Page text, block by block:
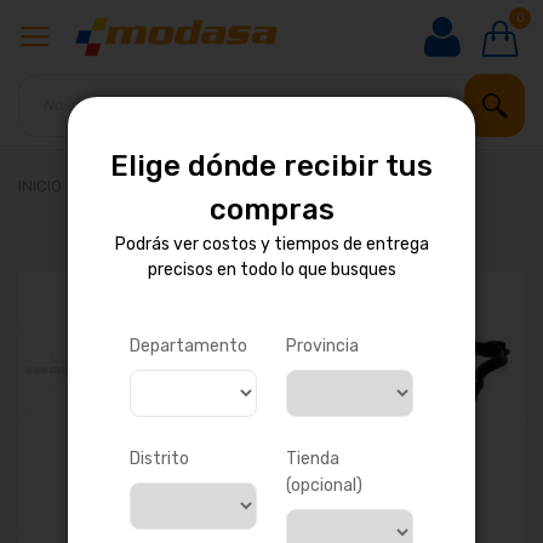
0
EMPAQUE DE TAPA DE BALANCINES
Elige dónde recibir tus
compras
Podrás ver costos y tiempos de entrega
precisos en todo lo que busques
Departamento Provincia
Distrito
Tienda
(opcional)